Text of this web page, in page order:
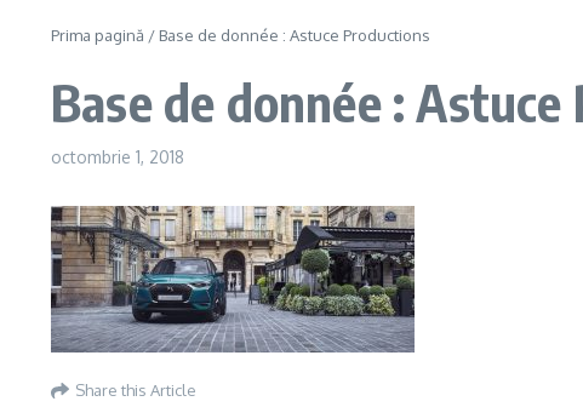
Prima pagină / Base de donnée : Astuce Productions
Base de donnée :
octombrie 1, 2018
Share this Article